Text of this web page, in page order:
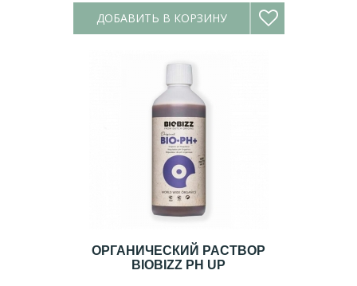
ДОБАВИТЬ В КОРЗИНУ
ОРГАНИЧЕСКИЙ РАСТВОР
BIOBIZZ PH UP